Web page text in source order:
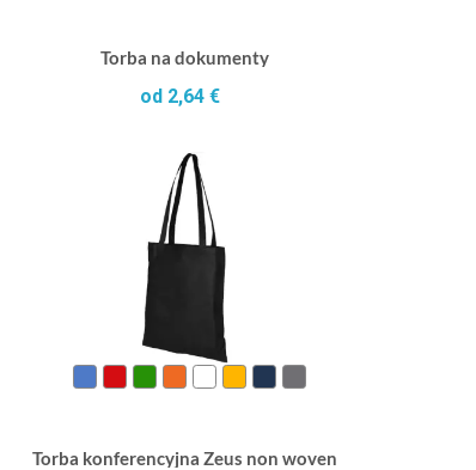
Torba na dokumenty
od 2,64 €
Torba konferencyjna Zeus non woven